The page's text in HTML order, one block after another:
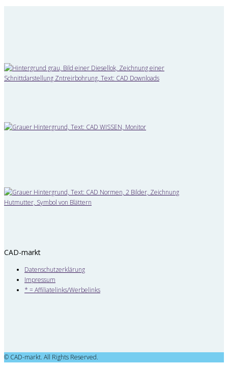
CAD-markt
Datenschutzerklärung
Impressum
* = Affiliatelinks/Werbelinks
© CAD-markt. All Rights Reserved.